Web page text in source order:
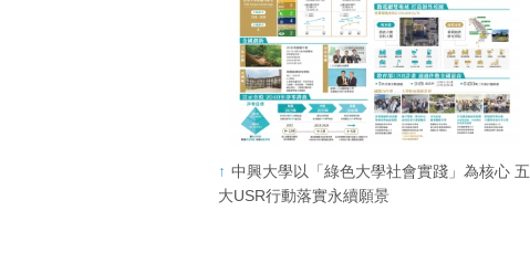
中興大學以「綠色大學社會實踐」為核心 五
大USR行動落實永續願景